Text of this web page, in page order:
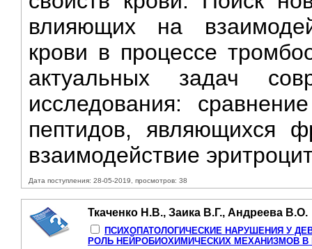
влияющих на
крови в процессе
актуальных задач
исследования:
пептидов, являющихся
взаимодействие
Дата поступления: 28-05-2019, просмотров: 38
Ткаченко Н.В., Заика В.Г., Андреева В.О.
ПСИХОПАТОЛОГИЧЕСКИЕ НАРУШЕНИЯ У
РОЛЬ НЕЙРОБИОХИМИЧЕСКИХ МЕХАНИЗМОВ В